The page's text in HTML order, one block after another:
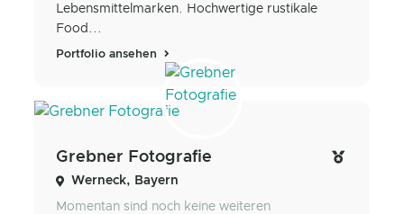
Lebensmittelmarken. Hochwertige rustikale
Food...
Portfolio ansehen
Grebner Fotografie
Werneck, Bayern
Momentan sind noch keine weiteren